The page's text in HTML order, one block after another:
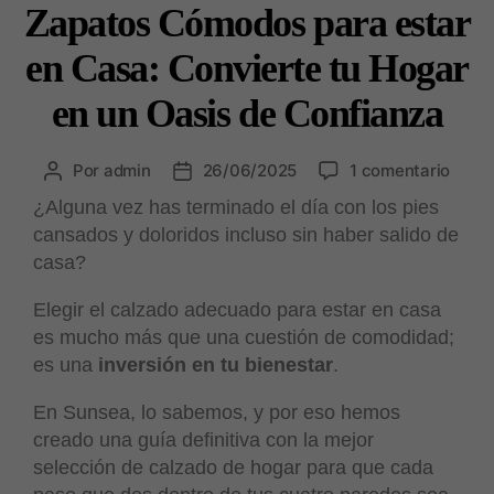
Zapatos Cómodos para estar
en Casa: Convierte tu Hogar
en un Oasis de Confianza
Por admin 26/06/2025 1 comentario
¿Alguna vez has terminado el día con los pies
cansados y doloridos incluso sin haber salido de
casa?
Elegir el calzado adecuado para estar en casa
es mucho más que una cuestión de comodidad;
es una inversión en tu bienestar.
En Sunsea, lo sabemos, y por eso hemos
creado una guía definitiva con la mejor
selección de calzado de hogar para que cada